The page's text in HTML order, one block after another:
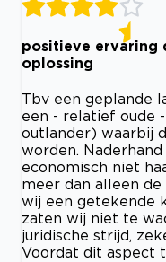
positieve ervaring
oplossing
Tbv een geplande
een - relatief oude
outlander) waarbij
worden.
economisch niet
meer dan alleen
wij een getekende
zaten wij niet te
juridische strijd,
Voordat dit aspect